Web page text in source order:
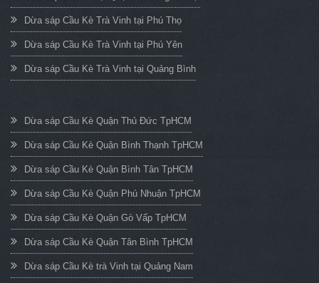
Dừa sáp Cầu Kè Trà Vinh tại Phú Thọ
Dừa sáp Cầu Kè Trà Vinh tại Phú Yên
Dừa sáp Cầu Kè Trà Vinh tại Quảng Bình
Dừa sáp Cầu Kè Quận Thủ Đức TpHCM
Dừa sáp Cầu Kè Quận Bình Thạnh TpHCM
Dừa sáp Cầu Kè Quận Bình Tân TpHCM
Dừa sáp Cầu Kè Quận Phú Nhuận TpHCM
Dừa sáp Cầu Kè Quận Gò Vấp TpHCM
Dừa sáp Cầu Kè Quận Tân Bình TpHCM
Dừa sáp Cầu Kè trà Vinh tại Quảng Nam